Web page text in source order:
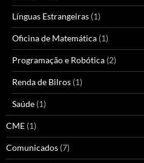
Línguas Estrangeiras (1)
Oficina de Matemática (1)
Programação e Robótica (2)
Renda de Bilros (1)
Saúde (1)
CME (1)
Comunicados (7)